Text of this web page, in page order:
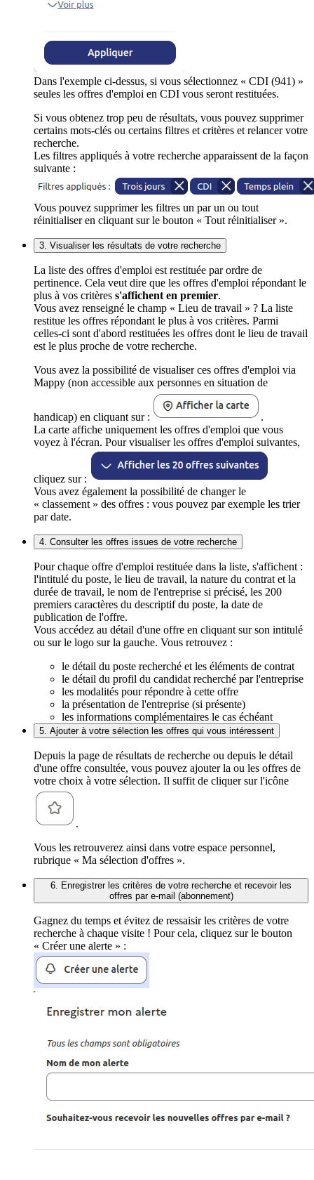
Dans l'exemple ci-dessus, si vous sélectionnez « CDI (941) »
seules les offres d'emploi en CDI vous seront restituées.
Si vous obtenez trop peu de résultats, vous pouvez supprimer
certains mots-clés ou certains filtres et critères et relancer votre
recherche.
Les filtres appliqués à votre recherche apparaissent de la façon
suivante :
Vous pouvez supprimer les filtres un par un ou tout
réinitialiser en cliquant sur le bouton « Tout réinitialiser ».
3. Visualiser les résultats de votre recherche
La liste des offres d'emploi est restituée par ordre de
pertinence. Cela veut dire que les offres d'emploi répondant le
plus à vos critères s'affichent en premier.
Vous avez renseigné le champ « Lieu de travail » ? La liste
restitue les offres répondant le plus à vos critères. Parmi
celles-ci sont d'abord restituées les offres dont le lieu de travail
est le plus proche de votre recherche.
Vous avez la possibilité de visualiser ces offres d'emploi via
Mappy (non accessible aux personnes en situation de
handicap) en cliquant sur :
.
La carte affiche uniquement les offres d'emploi que vous
voyez à l'écran. Pour visualiser les offres d'emploi suivantes,
cliquez sur :
Vous avez également la possibilité de changer le
« classement » des offres : vous pouvez par exemple les trier
par date.
4. Consulter les offres issues de votre recherche
Pour chaque offre d'emploi restituée dans la liste, s'affichent :
l'intitulé du poste, le lieu de travail, la nature du contrat et la
durée de travail, le nom de l'entreprise si précisé, les 200
premiers caractères du descriptif du poste, la date de
publication de l'offre.
Vous accédez au détail d'une offre en cliquant sur son intitulé
ou sur le logo sur la gauche. Vous retrouvez :
le détail du poste recherché et les éléments de contrat
le détail du profil du candidat recherché par l'entreprise
les modalités pour répondre à cette offre
la présentation de l'entreprise (si présente)
les informations complémentaires le cas échéant
5. Ajouter à votre sélection les offres qui vous intéressent
Depuis la page de résultats de recherche ou depuis le détail
d'une offre consultée, vous pouvez ajouter la ou les offres de
votre choix à votre sélection. Il suffit de cliquer sur l'icône
.
Vous les retrouverez ainsi dans votre espace personnel,
rubrique « Ma sélection d'offres ».
6. Enregistrer les critères de votre recherche et recevoir les
offres par e-mail (abonnement)
Gagnez du temps et évitez de ressaisir les critères de votre
recherche à chaque visite ! Pour cela, cliquez sur le bouton
« Créer une alerte » :